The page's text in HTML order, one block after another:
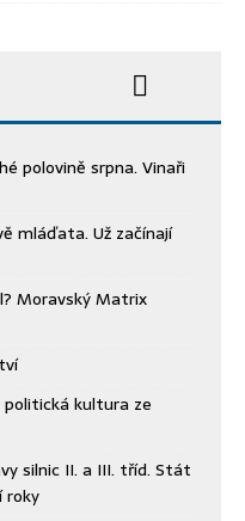
polovině srpna. Vinaři
mláďata. Už začínají
Moravský Matrix
politická kultura ze
silnic II. a III. tříd. Stát
roky